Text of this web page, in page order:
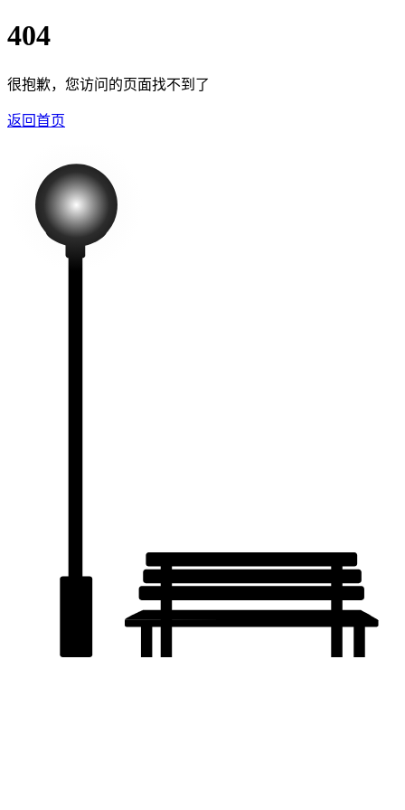
404
很抱歉，您访问的页面找不到了
返回首页